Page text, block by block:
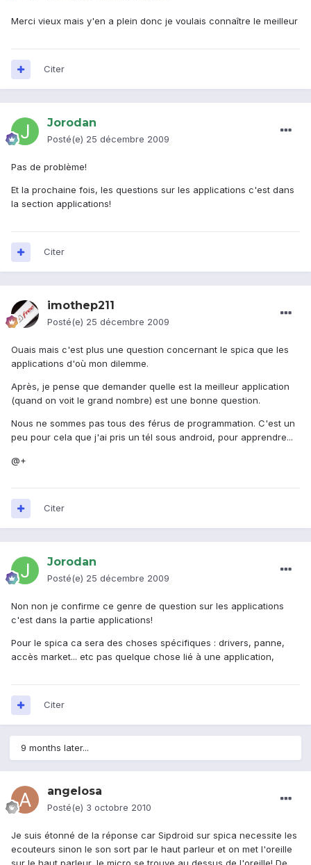
Merci vieux mais y'en a plein donc je voulais connaître le meilleur
Citer
Jorodan
Posté(e) 25 décembre 2009
Pas de problème!
Et la prochaine fois, les questions sur les applications c'est dans
la section applications!
Citer
imothep211
Posté(e) 25 décembre 2009
Ouais mais c'est plus une question concernant le spica que les
applications d'où mon dilemme.
Après, je pense que demander quelle est la meilleur application
(quand on voit le grand nombre) est une bonne question.
Nous ne sommes pas tous des férus de programmation. C'est un
peu pour cela que j'ai pris un tél sous android, pour apprendre...
@+
Citer
Jorodan
Posté(e) 25 décembre 2009
Non non je confirme ce genre de question sur les applications
c'est dans la partie applications!
Pour le spica ca sera des choses spécifiques : drivers, panne,
accès market... etc pas quelque chose lié à une application,
Citer
9 months later...
angelosa
Posté(e) 3 octobre 2010
Je suis étonné de la réponse car Sipdroid sur spica necessite les
ecouteurs sinon le son sort par le haut parleur et on met l'oreille